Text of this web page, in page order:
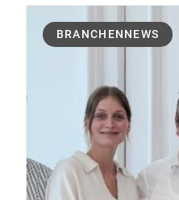
BRANCHENNEWS